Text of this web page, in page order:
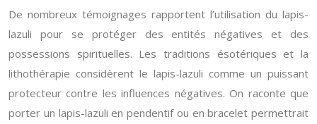
De nombreux témoignages rapportent l’utilisation du lapis-
lazuli pour se protéger des entités négatives et des
possessions spirituelles. Les traditions ésotériques et la
lithothérapie considèrent le lapis-lazuli comme un puissant
protecteur contre les influences négatives. On raconte que
porter un lapis-lazuli en pendentif ou en bracelet permettrait